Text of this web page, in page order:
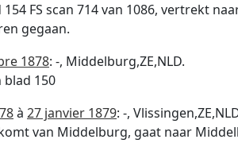
154 FS scan 714 van 1086, vertrekt
gegaan.
1878: -, Middelburg,ZE,NLD.
blad 150
à 27 janvier 1879: -,
van Middelburg, gaat naar